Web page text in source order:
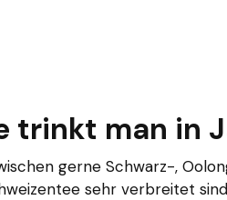
trinkt man in
gerne Schwarz-,
sehr verbreitet